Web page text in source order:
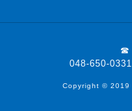
☎
048-650-0331
Copyright © 2019